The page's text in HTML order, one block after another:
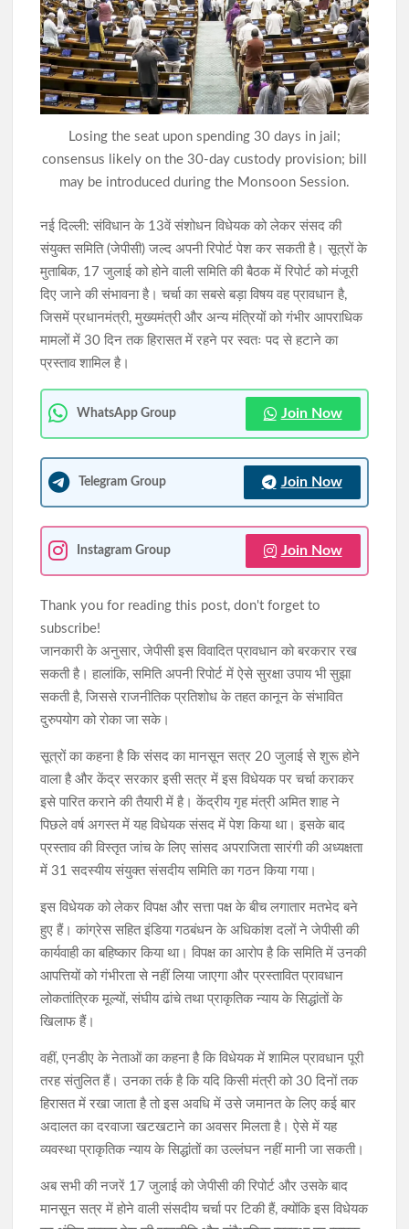
JPSC-JSSC विवाद: 10 अगस्त के विधानसभा घेराव को भाजयुमो का समर्थन,
शशांक राज बोले- छात्रों के साथ पूरी ताकत से खड़े होंगे
आदिवासी महोत्सव-2026 को लेकर प्रशासन अलर्ट, मोरहाबादी मैदान में
दंडाधिकारी-पुलिस पदाधिकारियों की संयुक्त ब्रीफिंग
Losing the seat upon spending 30 days in jail;
consensus likely on the 30-day custody provision; bill
may be introduced during the Monsoon Session.
नई दिल्ली: संविधान के 13वें संशोधन विधेयक को लेकर संसद की
संयुक्त समिति (जेपीसी) जल्द अपनी रिपोर्ट पेश कर सकती है। सूत्रों के
मुताबिक, 17 जुलाई को होने वाली समिति की बैठक में रिपोर्ट को मंजूरी
दिए जाने की संभावना है। चर्चा का सबसे बड़ा विषय वह प्रावधान है,
जिसमें प्रधानमंत्री, मुख्यमंत्री और अन्य मंत्रियों को गंभीर आपराधिक
मामलों में 30 दिन तक हिरासत में रहने पर स्वतः पद से हटाने का
प्रस्ताव शामिल है।
WhatsApp Group Join Now
Telegram Group Join Now
Instagram Group Join Now
Thank you for reading this post, don't forget to
subscribe!
जानकारी के अनुसार, जेपीसी इस विवादित प्रावधान को बरकरार रख
सकती है। हालांकि, समिति अपनी रिपोर्ट में ऐसे सुरक्षा उपाय भी सुझा
सकती है, जिससे राजनीतिक प्रतिशोध के तहत कानून के संभावित
दुरुपयोग को रोका जा सके।
सूत्रों का कहना है कि संसद का मानसून सत्र 20 जुलाई से शुरू होने
वाला है और केंद्र सरकार इसी सत्र में इस विधेयक पर चर्चा कराकर
इसे पारित कराने की तैयारी में है। केंद्रीय गृह मंत्री अमित शाह ने
पिछले वर्ष अगस्त में यह विधेयक संसद में पेश किया था। इसके बाद
प्रस्ताव की विस्तृत जांच के लिए सांसद अपराजिता सारंगी की अध्यक्षता
में 31 सदस्यीय संयुक्त संसदीय समिति का गठन किया गया।
इस विधेयक को लेकर विपक्ष और सत्ता पक्ष के बीच लगातार मतभेद बने
हुए हैं। कांग्रेस सहित इंडिया गठबंधन के अधिकांश दलों ने जेपीसी की
कार्यवाही का बहिष्कार किया था। विपक्ष का आरोप है कि समिति में उनकी
आपत्तियों को गंभीरता से नहीं लिया जाएगा और प्रस्तावित प्रावधान
लोकतांत्रिक मूल्यों, संघीय ढांचे तथा प्राकृतिक न्याय के सिद्धांतों के
खिलाफ हैं।
वहीं, एनडीए के नेताओं का कहना है कि विधेयक में शामिल प्रावधान पूरी
तरह संतुलित हैं। उनका तर्क है कि यदि किसी मंत्री को 30 दिनों तक
हिरासत में रखा जाता है तो इस अवधि में उसे जमानत के लिए कई बार
अदालत का दरवाजा खटखटाने का अवसर मिलता है। ऐसे में यह
व्यवस्था प्राकृतिक न्याय के सिद्धांतों का उल्लंघन नहीं मानी जा सकती।
अब सभी की नजरें 17 जुलाई को जेपीसी की रिपोर्ट और उसके बाद
मानसून सत्र में होने वाली संसदीय चर्चा पर टिकी हैं, क्योंकि इस विधेयक